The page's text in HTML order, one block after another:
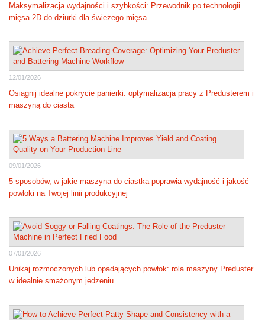
Maksymalizacja wydajności i szybkości: Przewodnik po technologii
mięsa 2D do dziurki dla świeżego mięsa
12/01/2026
Osiągnij idealne pokrycie panierki: optymalizacja pracy z Predusterem i
maszyną do ciasta
09/01/2026
5 sposobów, w jakie maszyna do ciastka poprawia wydajność i jakość
powłoki na Twojej linii produkcyjnej
07/01/2026
Unikaj rozmoczonych lub opadających powłok: rola maszyny Preduster
w idealnie smażonym jedzeniu